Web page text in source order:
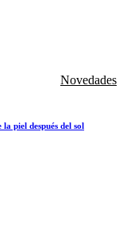
Novedades
piel después del sol